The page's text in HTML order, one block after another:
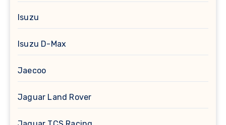
Isuzu
Isuzu D-Max
Jaecoo
Jaguar Land Rover